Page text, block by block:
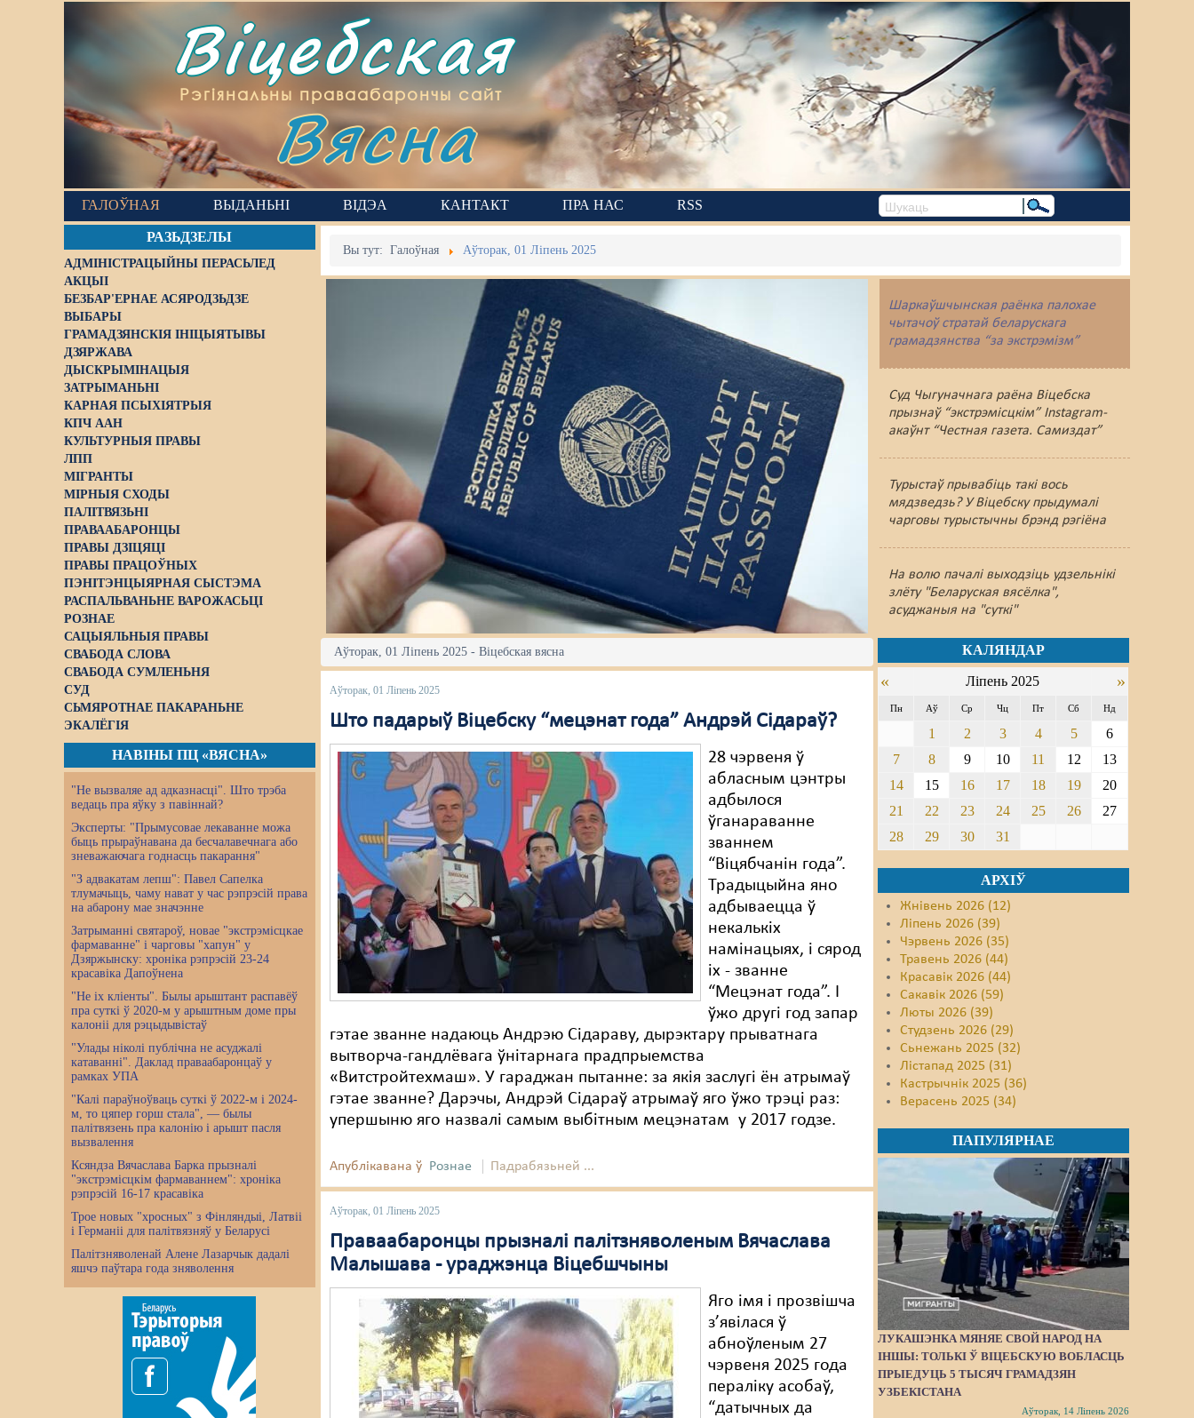
Віцебская
Рэгіянальны праваабарончы сайт
Вясна
ГАЛОЎНАЯ ВЫДАНЬНІ ВІДЭА КАНТАКТ ПРА НАС RSS
РАЗЬДЗЕЛЫ
АДМІНІСТРАЦЫЙНЫ ПЕРАСЬЛЕД
АКЦЫІ
БЕЗБАР'ЕРНАЕ АСЯРОДЗЬДЗЕ
ВЫБАРЫ
ГРАМАДЗЯНСКІЯ ІНІЦЫЯТЫВЫ
ДЗЯРЖАВА
ДЫСКРЫМІНАЦЫЯ
ЗАТРЫМАНЬНІ
КАРНАЯ ПСЫХІЯТРЫЯ
КПЧ ААН
КУЛЬТУРНЫЯ ПРАВЫ
ЛПП
МІГРАНТЫ
МІРНЫЯ СХОДЫ
ПАЛІТВЯЗЬНІ
ПРАВААБАРОНЦЫ
ПРАВЫ ДЗІЦЯЦІ
ПРАВЫ ПРАЦОЎНЫХ
ПЭНІТЭНЦЫЯРНАЯ СЫСТЭМА
РАСПАЛЬВАНЬНЕ ВАРОЖАСЬЦІ
РОЗНАЕ
САЦЫЯЛЬНЫЯ ПРАВЫ
СВАБОДА СЛОВА
СВАБОДА СУМЛЕНЬНЯ
СУД
СЬМЯРОТНАЕ ПАКАРАНЬНЕ
ЭКАЛЁГІЯ
НАВІНЫ ПЦ «ВЯСНА»
"Не вызваляе ад адказнасці". Што трэба
ведаць пра яўку з павіннай?
Эксперты: "Прымусовае лекаванне можа
быць прыраўнавана да бесчалавечнага або
зневажаючага годнасць пакарання"
"З адвакатам лепш": Павел Сапелка
тлумачыць, чаму нават у час рэпрэсій права
на абарону мае значэнне
Затрыманні святароў, новае "экстрэмісцкае
фармаванне" і чарговы "хапун" у
Дзяржынску: хроніка рэпрэсій 23-24
красавіка Дапоўнена
"Не іх кліенты". Былы арыштант распавёў
пра суткі ў 2020-м у арыштным доме пры
калоніі для рэцыдывістаў
"Улады ніколі публічна не асуджалі
катаванні". Даклад праваабаронцаў у
рамках УПА
"Калі параўноўваць суткі ў 2022-м і 2024-
м, то цяпер горш стала", — былы
палітвязень пра калонію і арышт пасля
вызвалення
Ксяндза Вячаслава Барка прызналі
"экстрэмісцкім фармаваннем": хроніка
рэпрэсій 16-17 красавіка
Трое новых "хросных" з Фінляндыі, Латвіі
і Германіі для палітвязняў у Беларусі
Палітзняволенай Алене Лазарчык дадалі
яшчэ паўтара года зняволення
Вы тут:Галоўная Аўторак, 01 Ліпень 2025
Шаркаўшчынская раёнка палохае
чытачоў стратай беларускага
грамадзянства “за экстрэмізм”
Суд Чыгуначнага раёна Віцебска
прызнаў “экстрэмісцкім” Instagram-
акаўнт “Честная газета. Самиздат”
Турыстаў прывабіць такі вось
мядзведзь? У Віцебску прыдумалі
чарговы турыстычны брэнд рэгіёна
На волю пачалі выходзіць удзельнікі
злёту "Беларуская вясёлка",
асуджаныя на "суткі"
Аўторак, 01 Ліпень 2025 - Віцебская вясна
Аўторак, 01 Ліпень 2025
Што падарыў Віцебску “мецэнат года” Андрэй Сідараў?
28 чэрвеня ў
абласным цэнтры
адбылося
ўганараванне
званнем
“Віцябчанін года”.
Традыцыйна яно
адбываецца ў
некалькіх
намінацыях, і сярод
іх - званне
“Мецэнат года”. І
ўжо другі год запар
гэтае званне надаюць Андрэю Сідараву, дырэктару прыватнага
вытворча-гандлёвага ўнітарнага прадпрыемства
«Витстройтехмаш». У гараджан пытанне: за якія заслугі ён атрымаў
гэтае званне? Дарэчы, Андрэй Сідараў атрымаў яго ўжо трэці раз:
упершыню яго назвалі самым выбітным мецэнатам у 2017 годзе.
Апублікавана ў Рознае Падрабязьней ...
Аўторак, 01 Ліпень 2025
Праваабаронцы прызналі палітзняволеным Вячаслава
Малышава - ураджэнца Віцебшчыны
Яго імя і прозвішча
з’явілася ў
абноўленым 27
чэрвеня 2025 года
пераліку асобаў,
“датычных да
КАЛЯНДАР
« Ліпень 2025 »
Пн Аў Ср Чц Пт Сб Нд
1 2 3 4 5
6
7
8 9 10 11 12
13
14
15 16 17 18 19
20
21
22 23 24 25 26
27
28
29 30 31
АРХІЎ
Жнівень 2026 (12)
Ліпень 2026 (39)
Чэрвень 2026 (35)
Травень 2026 (44)
Красавік 2026 (44)
Сакавік 2026 (59)
Люты 2026 (39)
Студзень 2026 (29)
Сьнежань 2025 (32)
Лістапад 2025 (31)
Кастрычнік 2025 (36)
Верасень 2025 (34)
ПАПУЛЯРНАЕ
ЛУКАШЭНКА МЯНЯЕ СВОЙ НАРОД НА
ІНШЫ: ТОЛЬКІ Ў ВІЦЕБСКУЮ ВОБЛАСЦЬ
ПРЫЕДУЦЬ 5 ТЫСЯЧ ГРАМАДЗЯН
УЗБЕКІСТАНА
Аўторак, 14 Ліпень 2026